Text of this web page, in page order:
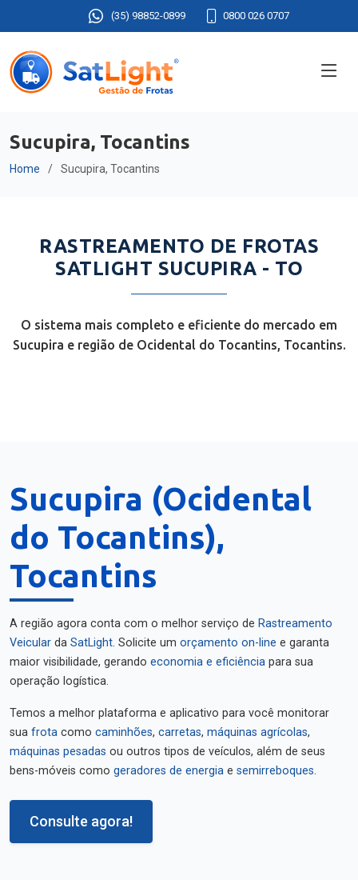
(35) 98852-0899 0800 026 0707
Sucupira, Tocantins
Home Sucupira, Tocantins
RASTREAMENTO DE FROTAS
SATLIGHT SUCUPIRA - TO
O sistema mais completo e eficiente do mercado em
Sucupira e região de Ocidental do Tocantins, Tocantins.
Sucupira (Ocidental
do Tocantins),
Tocantins
A região agora conta com o melhor serviço de Rastreamento
Veicular da SatLight. Solicite um orçamento on-line e garanta
maior visibilidade, gerando economia e eficiência para sua
operação logística.
Temos a melhor plataforma e aplicativo para você monitorar
sua frota como caminhões, carretas, máquinas agrícolas,
máquinas pesadas ou outros tipos de veículos, além de seus
bens-móveis como geradores de energia e semirreboques.
Consulte agora!